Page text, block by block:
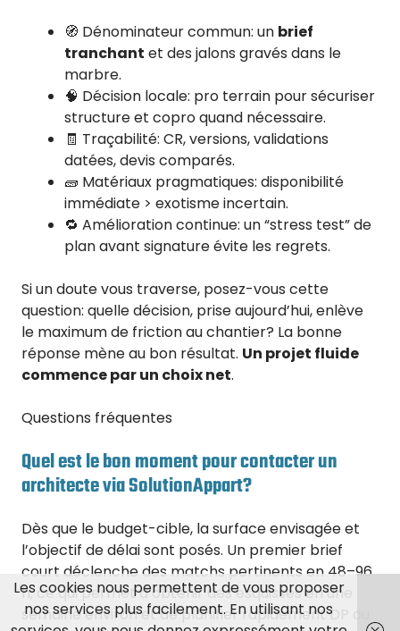
🧭 Dénominateur commun: un brief
tranchant et des jalons gravés dans le
marbre.
🧠 Décision locale: pro terrain pour sécuriser
structure et copro quand nécessaire.
🧾 Traçabilité: CR, versions, validations
datées, devis comparés.
🧱 Matériaux pragmatiques: disponibilité
immédiate > exotisme incertain.
🔁 Amélioration continue: un “stress test” de
plan avant signature évite les regrets.
Si un doute vous traverse, posez-vous cette
question: quelle décision, prise aujourd’hui, enlève
le maximum de friction au chantier? La bonne
réponse mène au bon résultat. Un projet fluide
commence par un choix net.
Questions fréquentes
Quel est le bon moment pour contacter un
architecte via SolutionAppart?
Dès que le budget-cible, la surface envisagée et
l’objectif de délai sont posés. Un premier brief
court déclenche des matchs pertinents en 48–96
h, ce qui permet d’obtenir des esquisses en une
semaine environ et de planifier rapidement DP ou
Les cookies nous permettent de vous proposer
nos services plus facilement. En utilisant nos